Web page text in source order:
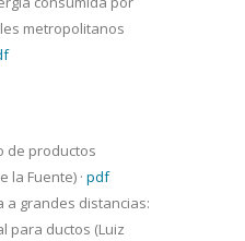
metropolitanos
de productos
la Fuente) · pdf
a grandes distancias:
para ductos (Luiz